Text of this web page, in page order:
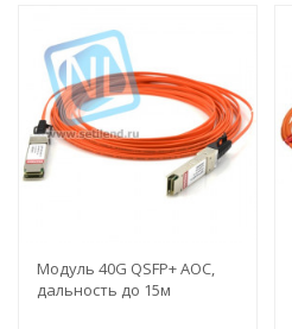
Модуль 40G QSFP+ AOC,
дальность до 15м